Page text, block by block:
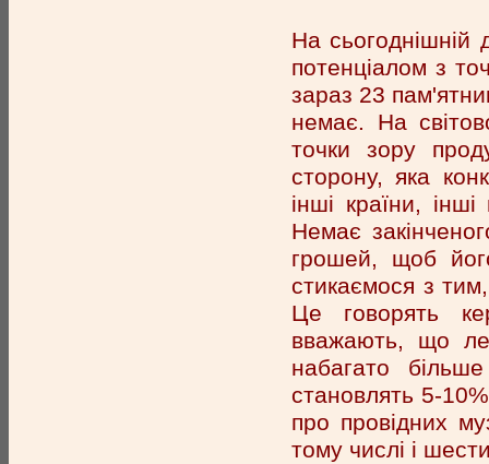
На сьогоднішній
потенціалом з
зараз 23
немає. На
точки зору
сторону, яка
інші країни,
Немає
грошей, щоб
стикаємося з
Це говорять
вважають, що
набагато
становлять 5-
про провідних
тому числі і